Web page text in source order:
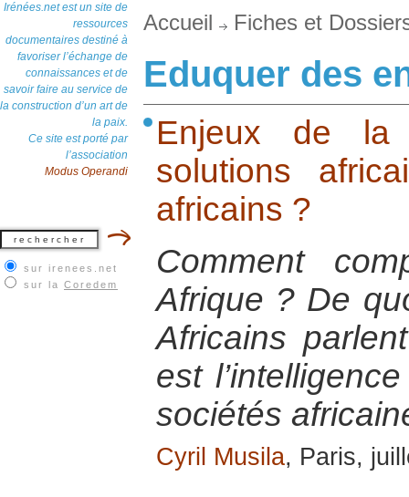
Irénées.net est un site de
ressources
documentaires destiné à
favoriser l’échange de
connaissances et de
savoir faire au service de
la construction d’un art de
la paix.
Ce site est porté par
l’association
Modus Operandi
sur irenees.net
sur la Coredem
Accueil Fiches et
Eduquer des
Enjeux de
solutions
africains ?
Comment
Afrique ? De
Africains
est
sociétés
Cyril Musila, Paris,